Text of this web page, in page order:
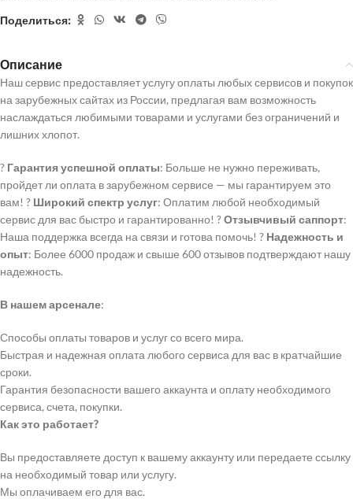
Поделиться:
Описание
Наш сервис предоставляет услугу оплаты любых сервисов и покупок
на зарубежных сайтах из России, предлагая вам возможность
наслаждаться любимыми товарами и услугами без ограничений и
лишних хлопот.
? Гарантия успешной оплаты: Больше не нужно переживать,
пройдет ли оплата в зарубежном сервисе — мы гарантируем это
вам! ? Широкий спектр услуг: Оплатим любой необходимый
сервис для вас быстро и гарантированно! ?Отзывчивый саппорт:
Наша поддержка всегда на связи и готова помочь! ? Надежность и
опыт: Более 6000 продаж и свыше 600 отзывов подтверждают нашу
надежность.
В нашем арсенале:
Способы оплаты товаров и услуг со всего мира.
Быстрая и надежная оплата любого сервиса для вас в кратчайшие
сроки.
Гарантия безопасности вашего аккаунта и оплату необходимого
сервиса, счета, покупки.
Как это работает?
Вы предоставляете доступ к вашему аккаунту или передаете ссылку
на необходимый товар или услугу.
Мы оплачиваем его для вас.